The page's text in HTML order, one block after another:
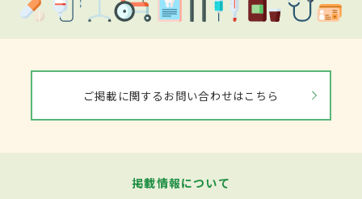
ご掲載に関するお問い合わせはこちら
掲載情報について